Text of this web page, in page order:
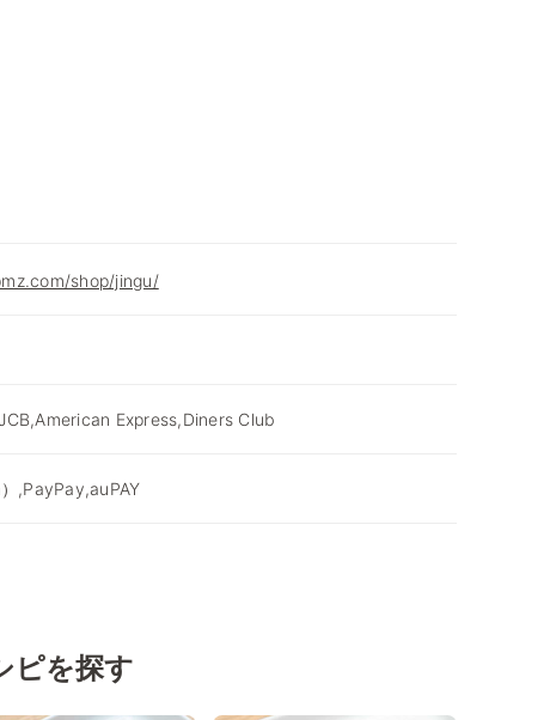
shop/jingu/
Express,Diners Club
,PayPay,auPAY
ピを探す